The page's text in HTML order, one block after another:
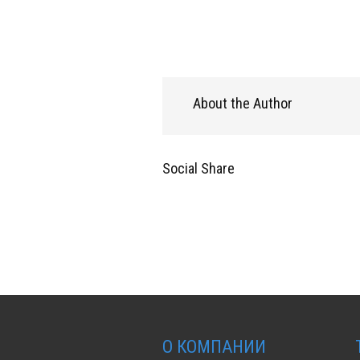
About the Author
Social Share
О КОМПАНИИ